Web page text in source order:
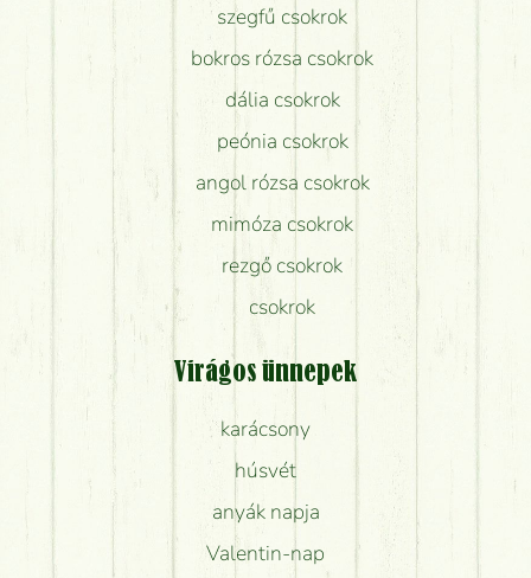
szegfű csokrok
bokros rózsa csokrok
dália csokrok
peónia csokrok
angol rózsa csokrok
mimóza csokrok
rezgő csokrok
csokrok
Virágos ünnepek
karácsony
húsvét
anyák napja
Valentin-nap